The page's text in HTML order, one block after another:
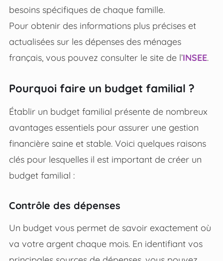
besoins spécifiques de chaque famille.
Pour obtenir des informations plus précises et
actualisées sur les dépenses des ménages
français, vous pouvez consulter le site de l’INSEE.
Pourquoi faire un budget familial ?
Établir un budget familial présente de nombreux
avantages essentiels pour assurer une gestion
financière saine et stable. Voici quelques raisons
clés pour lesquelles il est important de créer un
budget familial :
Contrôle des dépenses
Un budget vous permet de savoir exactement où
va votre argent chaque mois. En identifiant vos